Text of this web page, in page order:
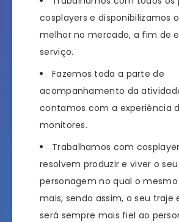
cosplayers e disponibilizamos
melhor no mercado, a fim de
serviço.
Fazemos toda a parte de
acompanhamento da
contamos com a experiência
monitores.
Trabalhamos com
resolvem produzir e viver o
personagem no qual o
mais, sendo assim, o seu traje
será sempre mais fiel ao